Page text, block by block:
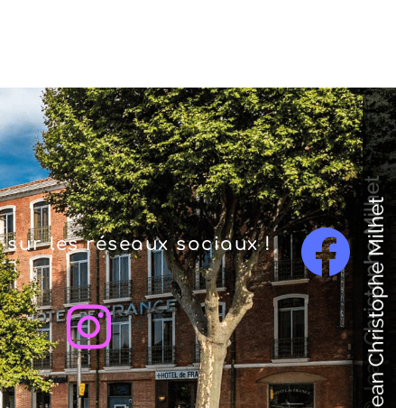
sur les réseaux sociaux !